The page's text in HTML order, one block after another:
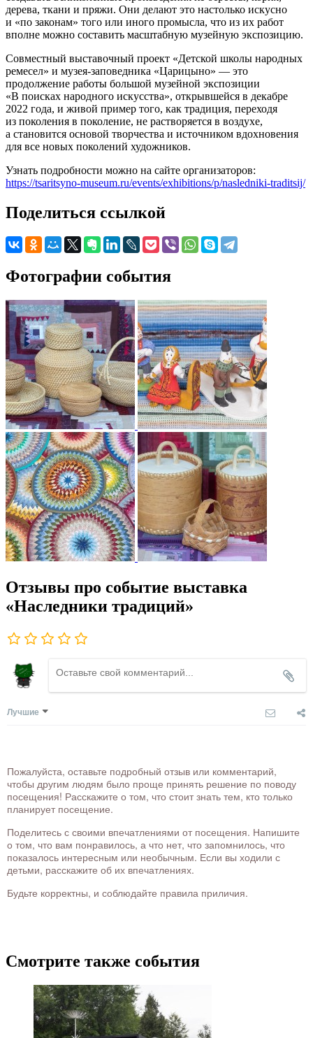
дерева, ткани и пряжи. Они делают это настолько искусно
и «по законам» того или иного промысла, что из их работ
вполне можно составить масштабную музейную экспозицию.
Совместный выставочный проект «Детской школы народных
ремесел» и музея-заповедника «Царицыно» — это
продолжение работы большой музейной экспозиции
«В поисках народного искусства», открывшейся в декабре
2022 года, и живой пример того, как традиция, переходя
из поколения в поколение, не растворяется в воздухе,
а становится основой творчества и источником вдохновения
для все новых поколений художников.
Узнать подробности можно на сайте организаторов:
https://tsaritsyno-museum.ru/events/exhibitions/p/nasledniki-traditsij/
Поделиться ссылкой
Фотографии события
Отзывы про событие выставка
«Наследники традиций»
Лучшие
Пожалуйста, оставьте подробный отзыв или комментарий,
чтобы другим людям было проще принять решение по поводу
посещения! Расскажите о том, что стоит знать тем, кто только
планирует посещение.
Поделитесь с своими впечатлениями от посещения. Напишите
о том, что вам понравилось, а что нет, что запомнилось, что
показалось интересным или необычным. Если вы ходили с
детьми, расскажите об их впечатлениях.
Будьте корректны, и соблюдайте правила приличия.
Смотрите также события